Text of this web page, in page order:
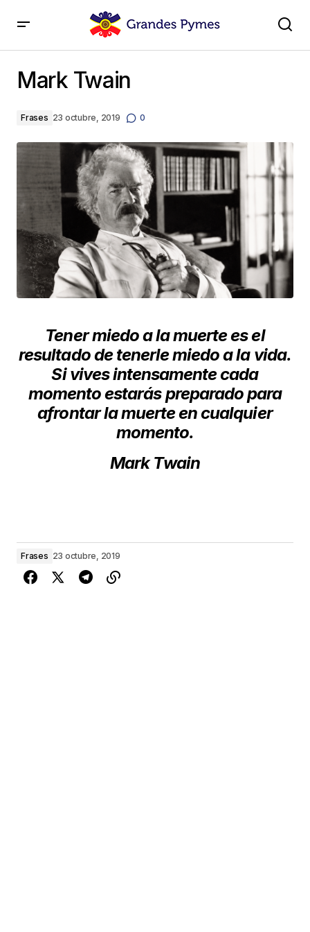
Mark Twain
Frases 23 octubre, 2019 0
Tener miedo a la muerte es el
resultado de tenerle miedo a la vida.
Si vives intensamente cada
momento estarás preparado para
afrontar la muerte en cualquier
momento.
Mark Twain
Frases 23 octubre, 2019